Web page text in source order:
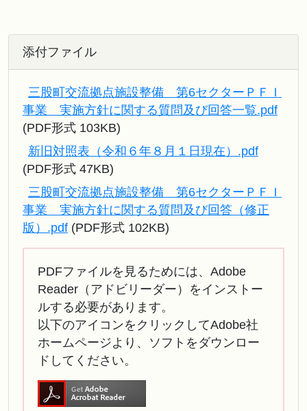
添付ファイル
三股町交流拠点施設整備 第6セクターＰＦＩ
事業 実施方針に関する質問及び回答一覧.pdf
(PDF形式 103KB)
新旧対照表（令和６年８月１日現在）.pdf
(PDF形式 47KB)
三股町交流拠点施設整備 第6セクターＰＦＩ
事業 実施方針に関する質問及び回答（修正
版）.pdf (PDF形式 102KB)
PDFファイルを見るためには、Adobe
Reader（アドビリーダー）をインストー
ルする必要があります。
以下のアイコンをクリックしてAdobe社
ホームページより、ソフトをダウンロー
ドしてください。